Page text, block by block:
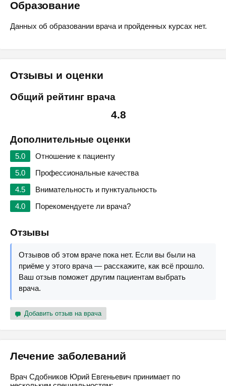
Образование
Данных об образовании врача и пройденных курсах нет.
Отзывы и оценки
Общий рейтинг врача
4.8
Дополнительные оценки
5.0
Отношение к пациенту
5.0
Профессиональные качества
4.5
Внимательность и пунктуальность
4.0
Порекомендуете ли врача?
Отзывы
Отзывов об этом враче пока нет. Если вы были на
приёме у этого врача — расскажите, как всё прошло.
Ваш отзыв поможет другим пациентам выбрать
врача.
Добавить отзыв на врача
Лечение заболеваний
Врач Сдобников Юрий Евгеньевич принимает по